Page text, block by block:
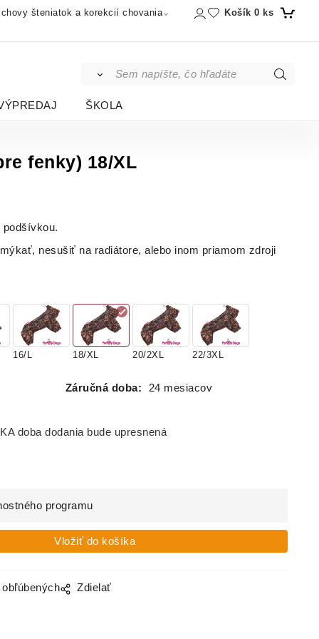
šteniatok a korekcií chovania Košík 0 ks
ŠKOLA
fenky) 18/XL
podšívkou.
nesušiť na radiátore, alebo inom priamom zdroji
16/L 18/XL 20/2XL 22/3XL
Záručná doba:
24 mesiacov
doba dodania bude upresnená
programu
Zdielať